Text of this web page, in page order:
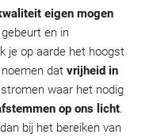
eigen mogen
en in
je op aarde het hoogst
dat vrijheid in
waar het nodig
op ons licht.
dan bij het bereiken van